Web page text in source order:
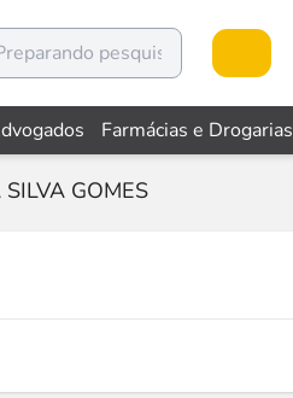
Farmácias e Drogarias
GOMES